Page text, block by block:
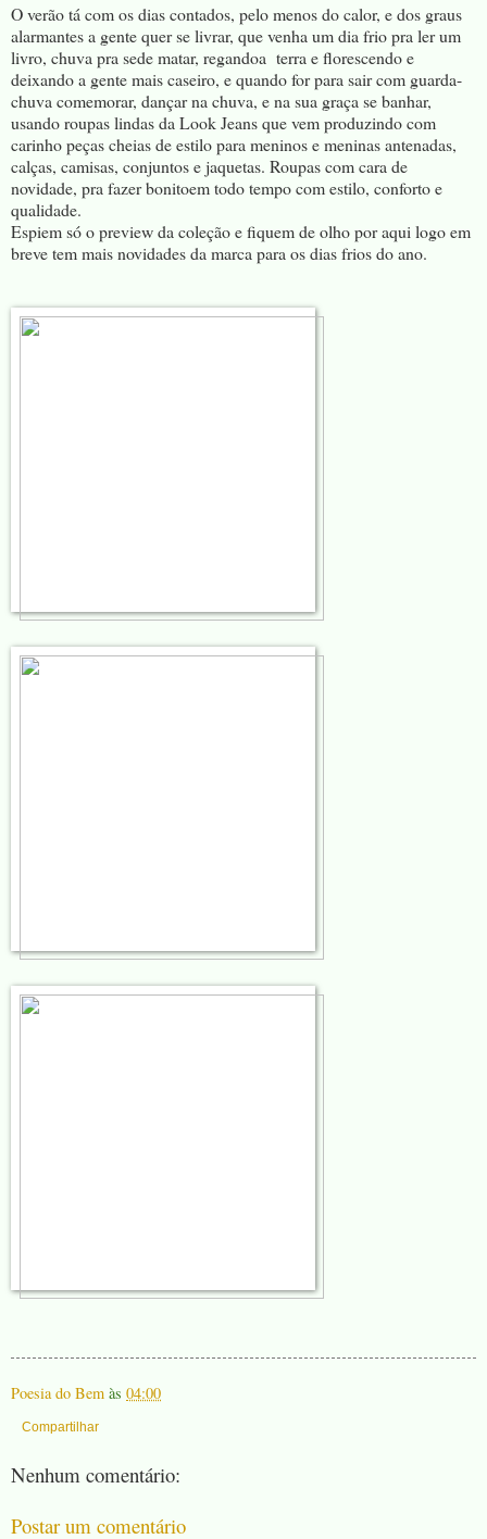
O verão tá com os dias contados, pelo menos do calor, e dos graus
alarmantes a gente quer se livrar, que venha um dia frio pra ler um
livro, chuva pra sede matar, regandoa terra e florescendo e
deixando a gente mais caseiro, e quando for para sair com guarda-
chuva comemorar, dançar na chuva, e na sua graça se banhar,
usando roupas lindas da Look Jeans que vem produzindo com
carinho peças cheias de estilo para meninos e meninas antenadas,
calças, camisas, conjuntos e jaquetas. Roupas com cara de
novidade, pra fazer bonitoem todo tempo com estilo, conforto e
qualidade.
Espiem só o preview da coleção e fiquem de olho por aqui logo em
breve tem mais novidades da marca para os dias frios do ano.
Poesia do Bem às 04:00
Compartilhar
Nenhum comentário:
Postar um comentário